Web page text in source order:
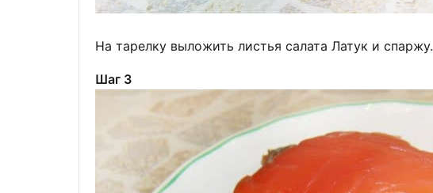
На тарелку выложить листья салата Латук и спаржу.
Шаг 3